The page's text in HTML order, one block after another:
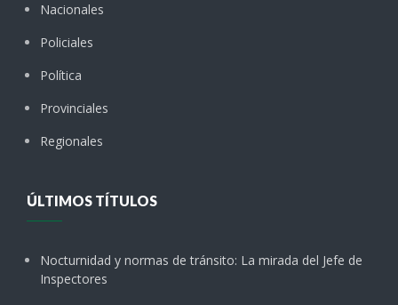
Nacionales
Policiales
Política
Provinciales
Regionales
ÚLTIMOS TÍTULOS
Nocturnidad y normas de tránsito: La mirada del Jefe de
Inspectores